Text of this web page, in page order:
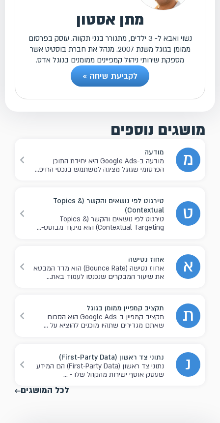
מתן אסטון
נשוי ואבא ל- 3 ילדים, מתגורר בגני תקווה. עוסק בפרסום
ממומן בגוגל משנת 2007. מנהל את חברת בוסטיט אשר
מספקת שירותי ניהול קמפיינים ממומנים בגוגל אדס.
לקביעת שיחה »
מושגים נוספים
מ
מודעה
מודעה ב-Google Ads היא יחידת התוכן
הפרסומי שגוגל מציגה למשתמש בנכסי החיפ...
ט
טירגוט לפי נושאים והקשר (Topics &
Contextual)
טירגוט לפי נושאים והקשר (Topics &
Contextual Targeting) הוא מיקוד מבוסס-...
א
אחוז נטישה
אחוז נטישה (Bounce Rate) הוא מדד המבטא
את שיעור המבקרים שנכנסו לעמוד באת...
ת
תקציב קמפיין ממומן בגוגל
תקציב קמפיין ב-Google Ads הוא הסכום
שאתם מגדירים שתהיו מוכנים להוציא על ...
נ
נתוני צד ראשון (First-Party Data)
נתוני צד ראשון (First-Party Data) הם המידע
שעסק אוסף ישירות מהקהל שלו - ...
לכל המושגים